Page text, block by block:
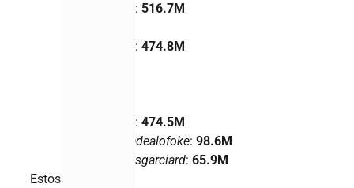
: 516.7M
:474.8M
:474.5M
#lacasadealofoke:98.6M
@matiasgarciard:65.9M
Estos